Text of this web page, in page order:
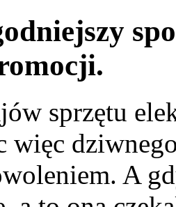
sprzętu
więc
A